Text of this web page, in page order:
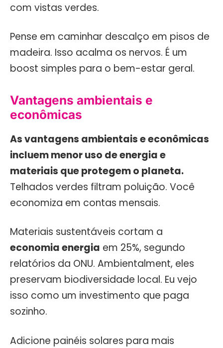
com vistas verdes.
Pense em caminhar descalço em pisos de
madeira. Isso acalma os nervos. É um
boost simples para o bem-estar geral.
Vantagens ambientais e
econômicas
As vantagens ambientais e econômicas
incluem menor uso de energia e
materiais que protegem o planeta.
Telhados verdes filtram poluição. Você
economiza em contas mensais.
Materiais sustentáveis cortam a
economia energia em 25%, segundo
relatórios da ONU. Ambientalment, eles
preservam biodiversidade local. Eu vejo
isso como um investimento que paga
sozinho.
Adicione painéis solares para mais